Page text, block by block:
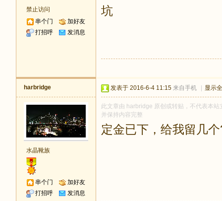
禁止访问
串个门
加好友
打招呼
发消息
坑
harbridge
水晶靴族
串个门
加好友
打招呼
发消息
发表于 2016-6-4 11:15 来自手机 显示
此文章由 harbridge 原创或转贴，不代表本
并保持内容完整
定金已下，给我留几